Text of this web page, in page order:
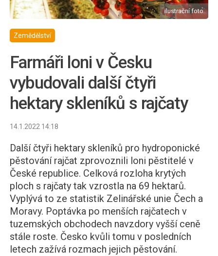
ilustrační foto
Zemědělství
Farmáři loni v Česku
vybudovali další čtyři
hektary skleníků s rajčaty
14.1.2022 14:18
Další čtyři hektary skleníků pro hydroponické
pěstování rajčat zprovoznili loni pěstitelé v
České republice. Celková rozloha krytých
ploch s rajčaty tak vzrostla na 69 hektarů.
Vyplývá to ze statistik Zelinářské unie Čech a
Moravy. Poptávka po menších rajčatech v
tuzemských obchodech navzdory vyšší ceně
stále roste. Česko kvůli tomu v posledních
letech zažívá rozmach jejich pěstování.